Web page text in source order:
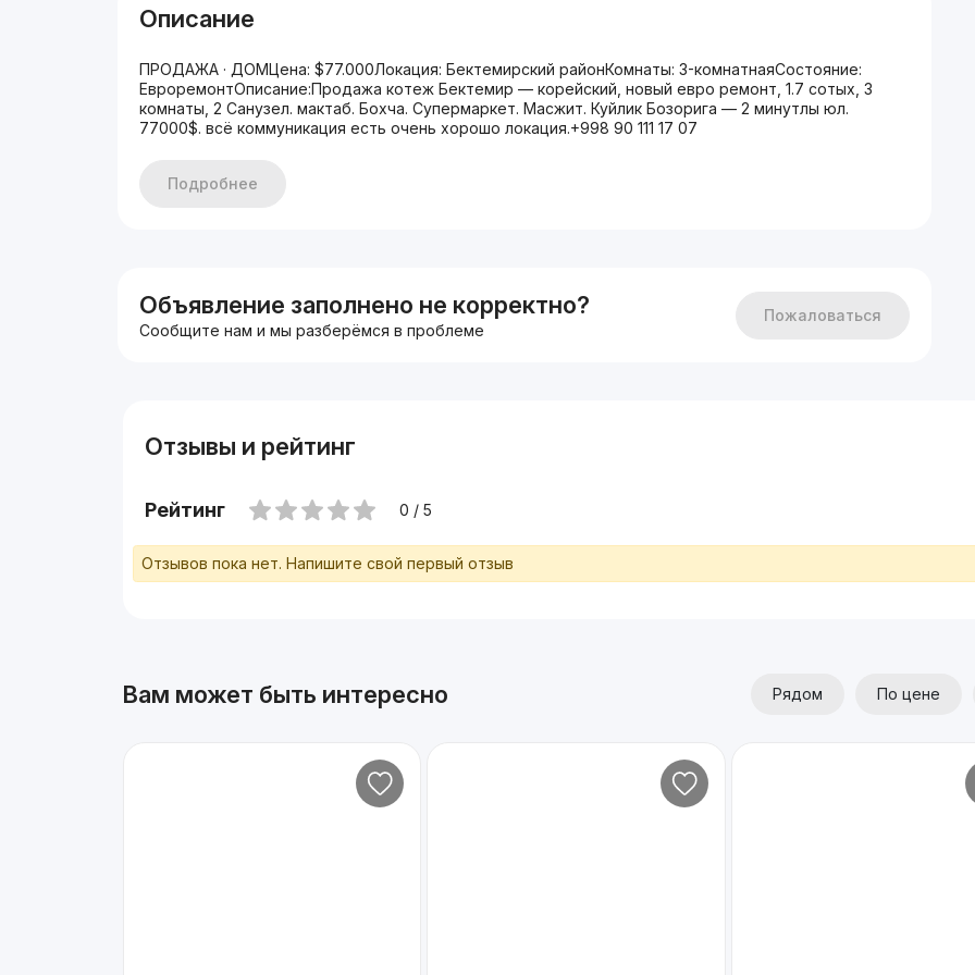
Описание
ПРОДАЖА · ДОМЦена: $77.000Локация: Бектемирский районКомнаты: 3-комнатнаяСостояние:
ЕвроремонтОписание:Продажа котеж Бектемир — корейский, новый евро ремонт, 1.7 сотых, 3
комнаты, 2 Санузел. мактаб. Бохча. Супермаркет. Масжит. Куйлик Бозорига — 2 минутлы юл.
77000$. всё коммуникация есть очень хорошо локация.+998 90 111 17 07
Подробнее
Объявление заполнено не корректно?
Сообщите нам и мы разберёмся в проблеме
Пожаловаться
Отзывы и рейтинг
Рейтинг 0 / 5
Отзывов пока нет. Напишите свой первый отзыв
Вам может быть интересно Рядом По цене